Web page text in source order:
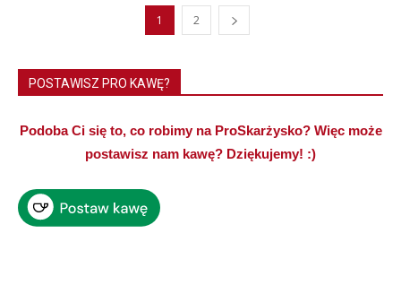
1 2
POSTAWISZ PRO KAWĘ?
Podoba Ci się to, co robimy na ProSkarżysko? Więc może
postawisz nam kawę? Dziękujemy! :)